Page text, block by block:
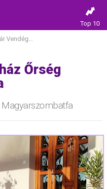
Top 10
Magyarszombatfa
Őrség
Magyarszombatfa